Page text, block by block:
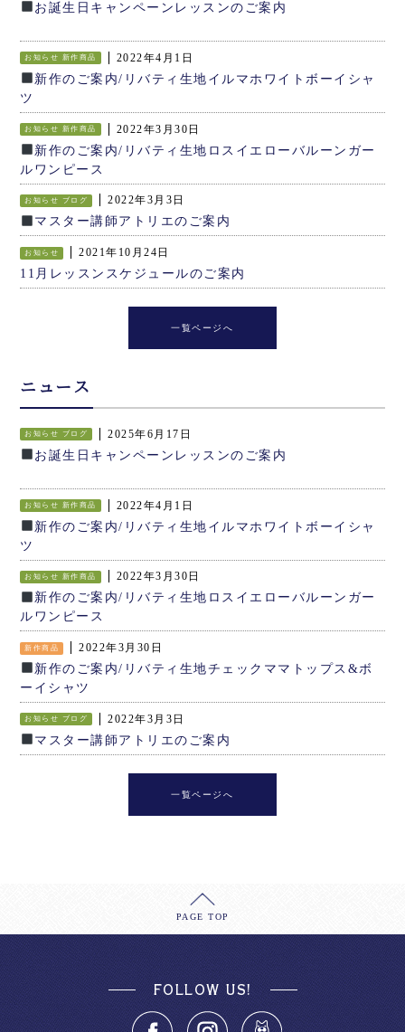
お誕生日キャンペーンレッスンのご案内
お知らせ 新作商品 2022年4月1日
新作のご案内/リバティ生地イルマホワイトボーイシャ
ツ
お知らせ 新作商品 2022年3月30日
新作のご案内/リバティ生地ロスイエローバルーンガー
ルワンピース
お知らせ ブログ 2022年3月3日
マスター講師アトリエのご案内
お知らせ 2021年10月24日
11月レッスンスケジュールのご案内
一覧ページへ
ニュース
お知らせ ブログ 2025年6月17日
お誕生日キャンペーンレッスンのご案内
お知らせ 新作商品 2022年4月1日
新作のご案内/リバティ生地イルマホワイトボーイシャ
ツ
お知らせ 新作商品 2022年3月30日
新作のご案内/リバティ生地ロスイエローバルーンガー
ルワンピース
新作商品 2022年3月30日
新作のご案内/リバティ生地チェックママトップス&ボ
ーイシャツ
お知らせ ブログ 2022年3月3日
マスター講師アトリエのご案内
一覧ページへ
PAGE TOP
FOLLOW US!